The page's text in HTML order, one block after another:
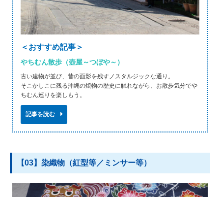
＜おすすめ記事＞
やちむん散歩（壺屋～つぼや～）
古い建物が並び、昔の面影を残すノスタルジックな通り。
そこかしこに残る沖縄の焼物の歴史に触れながら、お散歩気分でや
ちむん巡りを楽しもう。
記事を読む
【03】染織物（紅型等／ミンサー等）